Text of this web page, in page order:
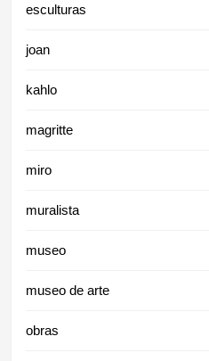
esculturas
joan
kahlo
magritte
miro
muralista
museo
museo de arte
obras